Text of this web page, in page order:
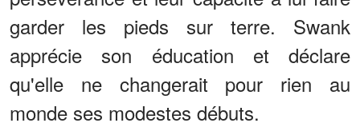
garder les pieds sur terre. Swank
apprécie son éducation et déclare
qu'elle ne changerait pour rien au
monde ses modestes débuts.